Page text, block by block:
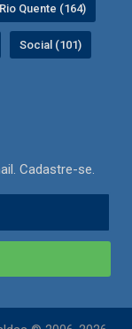
Rio Quente (164)
Social (101)
Cadastre-se.